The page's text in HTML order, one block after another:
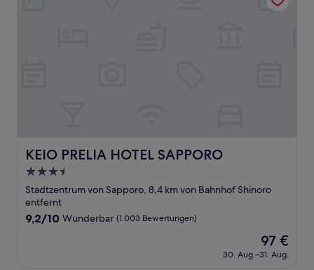
KEIO PRELIA HOTEL SAPPORO
KEIO PRELIA HOTEL SAPPORO
3.5-
Sterne-
Unterkunft
Stadtzentrum von Sapporo, 8,4 km von Bahnhof Shinoro
entfernt
9.2
9,2/10 Wunderbar (1.003 Bewertungen)
Der
Preis
beträgt
97 €
30. Aug.–31. Aug.